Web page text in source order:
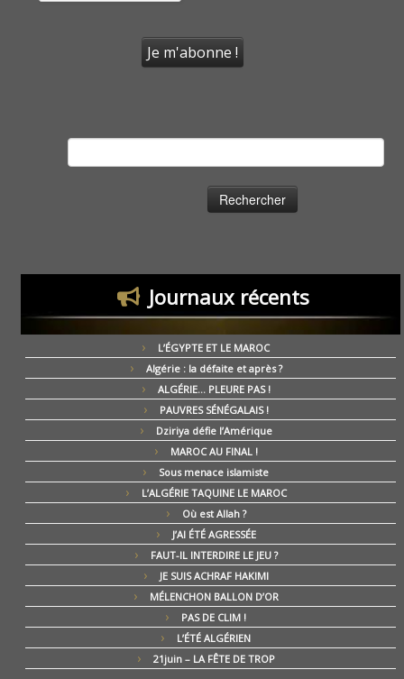
Journaux récents
L’ÉGYPTE ET LE MAROC
Algérie : la défaite et après ?
ALGÉRIE… PLEURE PAS !
PAUVRES SÉNÉGALAIS !
Dziriya défie l’Amérique
MAROC AU FINAL !
Sous menace islamiste
L’ALGÉRIE TAQUINE LE MAROC
Où est Allah ?
J’AI ÉTÉ AGRESSÉE
FAUT-IL INTERDIRE LE JEU ?
JE SUIS ACHRAF HAKIMI
MÉLENCHON BALLON D’OR
PAS DE CLIM !
L’ÉTÉ ALGÉRIEN
21juin – LA FÊTE DE TROP